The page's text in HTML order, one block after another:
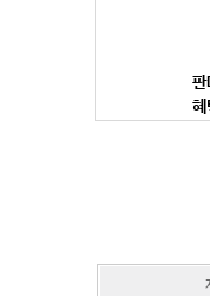
판
혜